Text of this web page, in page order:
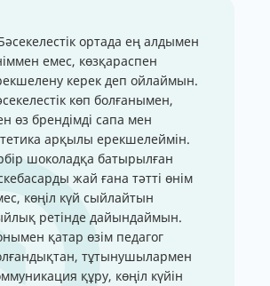
ортада ең алдымен
емес, көзқараспен
керек деп ойлаймын.
көп болғанымен,
өз брендімді сапа мен
арқылы ерекшелеймін.
шоколадқа батырылған
жай ғана тәтті өнім
көңіл күй сыйлайтын
ретінде дайындаймын.
қатар өзім педагог
тұтынушылармен
құру, көңіл күйін